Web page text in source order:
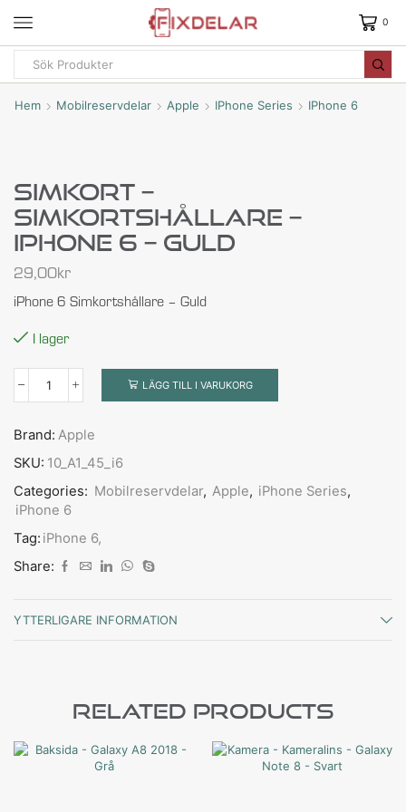
0
Hem Mobilreservdelar Apple IPhone Series IPhone 6
Simkort –
Simkortshållare –
IPhone 6 – Guld
29,00kr
iPhone 6 Simkortshållare – Guld
I lager
LÄGG TILL I VARUKORG
Brand: Apple
SKU: 10_A1_45_i6
Categories: Mobilreservdelar, Apple, iPhone Series,
iPhone 6
Tag: iPhone 6,
Share:
YTTERLIGARE INFORMATION
Related Products